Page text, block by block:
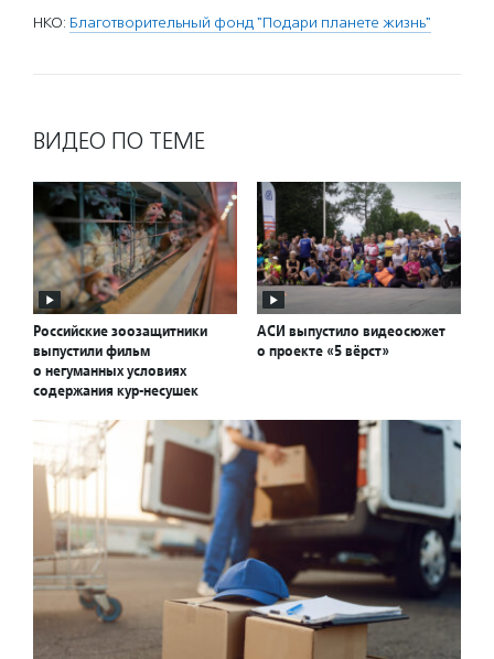
НКО: Благотворительный фонд "Подари планете жизнь"
ВИДЕО ПО ТЕМЕ
Российские зоозащитники
выпустили фильм
о негуманных условиях
содержания кур-несушек
АСИ выпустило видеосюжет
о проекте «5 вёрст»